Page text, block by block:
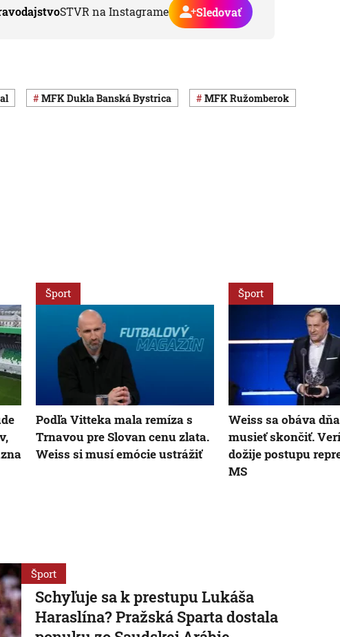
STVR na Instagrame Sledovať
MFK Dukla Banská Bystrica MFK Ružomberok
Šport
Podľa Vitteka mala remíza s
Trnavou pre Slovan cenu zlata.
Weiss si musí emócie ustrážiť
Šport
Weiss sa obáva
musieť skončiť.
dožije postupu
MS
Šport
Schyľuje sa k prestupu Lukáša
Haraslína? Pražská Sparta dostala